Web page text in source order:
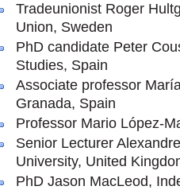
Tradeunionist Roger
Union, Sweden
PhD candidate Peter
Studies, Spain
Associate professor
Granada, Spain
Professor Mario López-
Senior Lecturer
University, United
PhD Jason MacLeod,